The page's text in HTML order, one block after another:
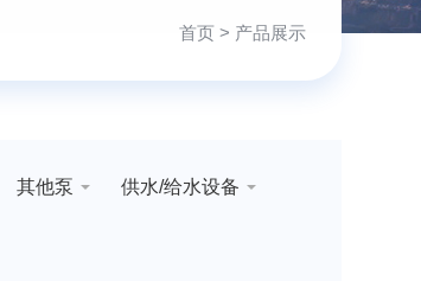
首页> 产品展示
其他泵 供水/给水设备